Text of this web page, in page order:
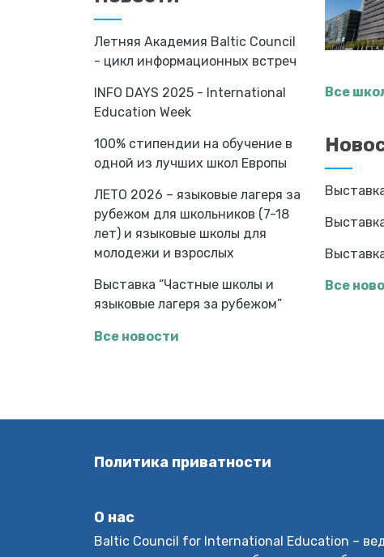
Летняя Академия Baltic Council
- цикл информационных встреч
INFO DAYS 2025 - International
Education Week
100% стипендии на обучение в
одной из лучших школ Европы
ЛЕТО 2026 – языковые лагеря за
рубежом для школьников (7-18
лет) и языковые школы для
молодежи и взрослых
Выставка “Частные школы и
языковые лагеря за рубежом”
Все новости
Все
Все
Политика приватности
О нас
Baltic Council for International Education –